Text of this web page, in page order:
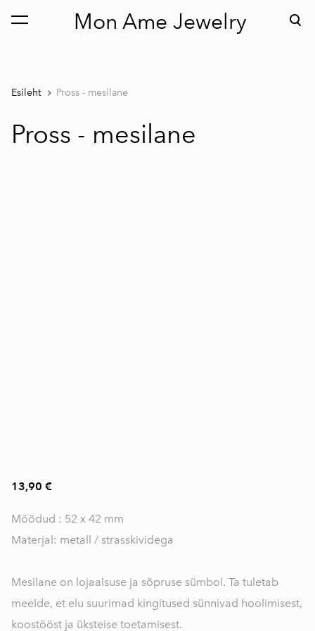
Mon Ame Jewelry
lisati ostukorvi. Vaata ostukorvi
Esileht Pross - mesilane
Pross - mesilane
13,90 €
Mõõdud : 52 x 42 mm
Materjal: metall / strasskividega
Mesilane on lojaalsuse ja sõpruse sümbol. Ta tuletab
meelde, et elu suurimad kingitused sünnivad hoolimisest,
koostööst ja üksteise toetamisest.